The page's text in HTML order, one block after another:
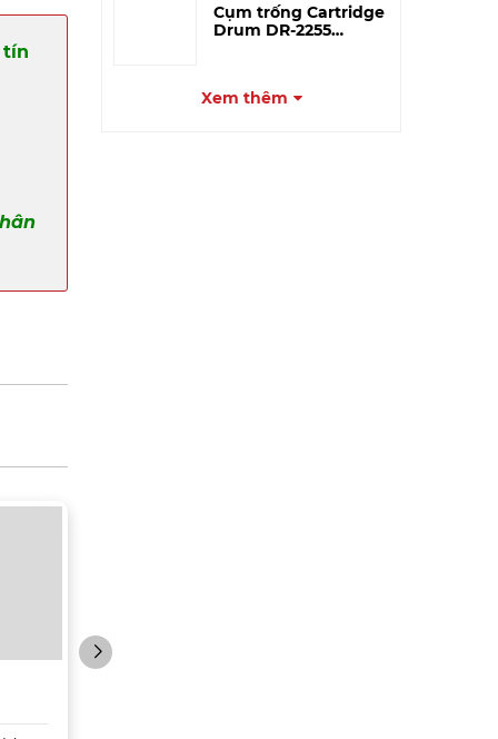
tín
Cụm trống Cartridge
Drum DR-2255
Xem thêm